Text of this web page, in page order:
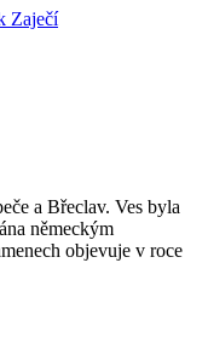
Zaječí
a Břeclav. Ves byla
německým
objevuje v roce